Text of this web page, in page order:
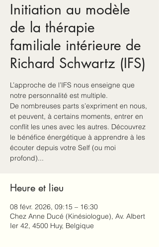
Initiation au modèle
de la thérapie
familiale intérieure de
Richard Schwartz (IFS)
L’approche de l’IFS nous enseigne que
notre personnalité est multiple.
De nombreuses parts s’expriment en nous,
et peuvent, à certains moments, entrer en
conflit les unes avec les autres. Découvrez
le bénéfice énergétique à apprendre à les
écouter depuis votre Self (ou moi
profond)...
Heure et lieu
08 févr. 2026, 09:15 – 16:30
Chez Anne Ducé (Kinésiologue), Av. Albert
Ier 42, 4500 Huy, Belgique